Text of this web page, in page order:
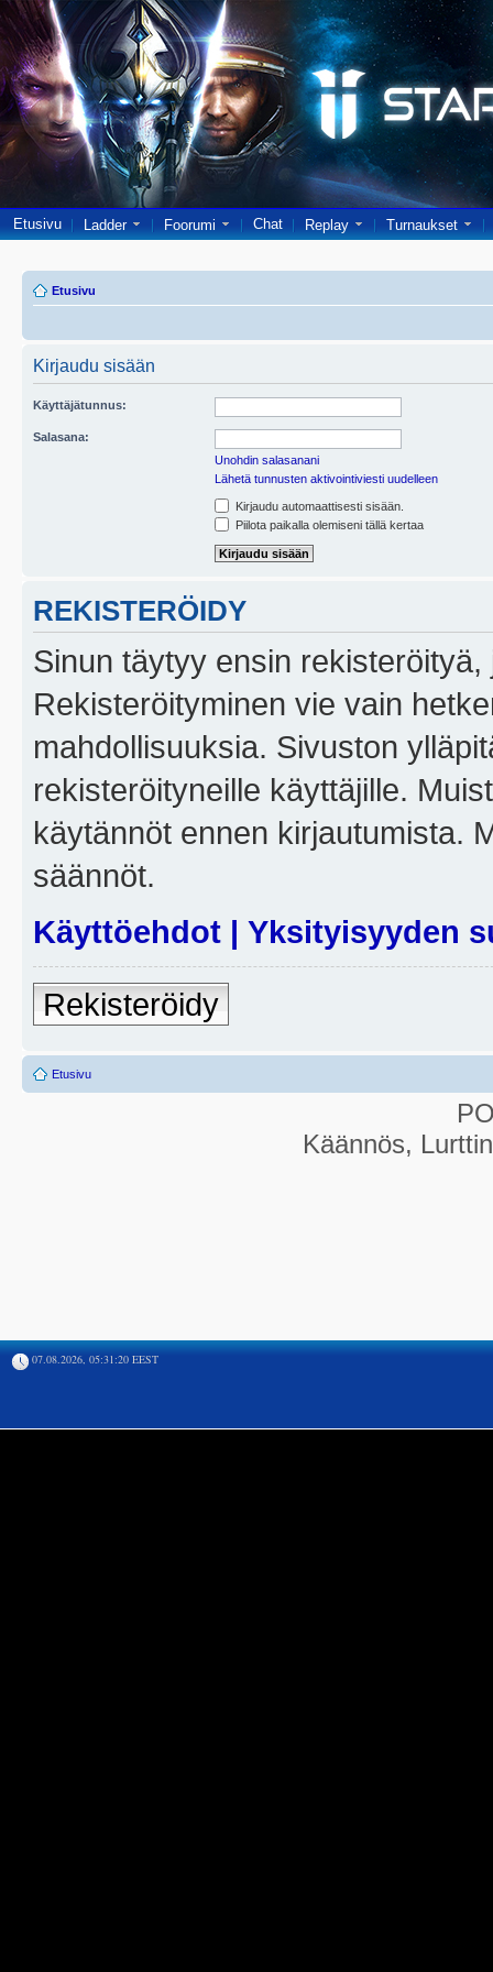
Etusivu Ladder Foorumi Chat Replay Turnaukset
Etusivu
Kirjaudu sisään
Käyttäjätunnus:
Salasana:
Unohdin salasanani
Lähetä tunnusten aktivointiviesti uudelleen
Kirjaudu automaattisesti sisään.
Piilota paikalla olemiseni tällä kertaa
REKISTERÖIDY
Sinun täytyy ensin
Rekisteröityminen vie vain
mahdollisuuksia. Sivuston
rekisteröityneille käyttäjille.
käytännöt ennen kirjautumista.
säännöt.
Käyttöehdot | Yksityisyyden
Rekisteröidy
Etusivu
Käännös,
07.08.2026, 05:31:20 EEST